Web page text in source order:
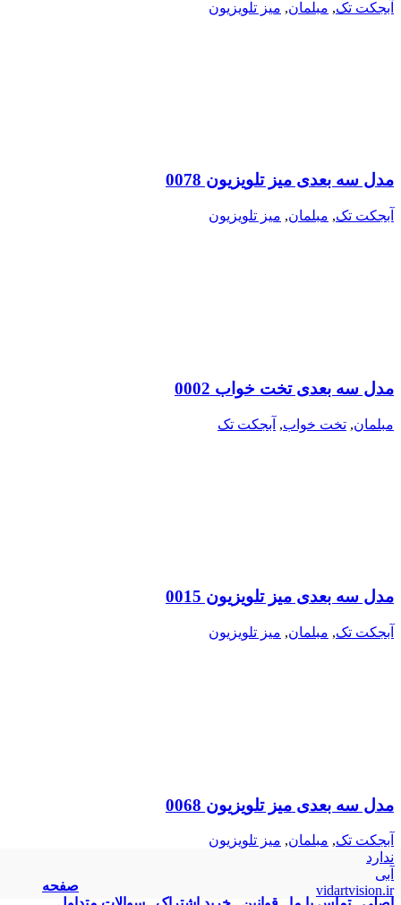
آبجکت تک, مبلمان, میز تلویزیون
مدل سه بعدی میز تلویزیون 0078
آبجکت تک, مبلمان, میز تلویزیون
مدل سه بعدی تخت خواب 0002
مبلمان, تخت خواب, آبجکت تک
مدل سه بعدی میز تلویزیون 0015
آبجکت تک, مبلمان, میز تلویزیون
مدل سه بعدی میز تلویزیون 0068
آبجکت تک, مبلمان, میز تلویزیون
ندارد
آبی
vidartvision.ir
صفحه